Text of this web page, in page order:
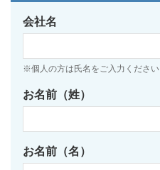
会社名
※個人の方は氏名をご入力ください
お名前（姓）
お名前（名）